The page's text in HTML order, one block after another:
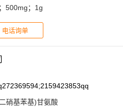
500mg；1g
电话询单
硝基苯基)甘氨酸